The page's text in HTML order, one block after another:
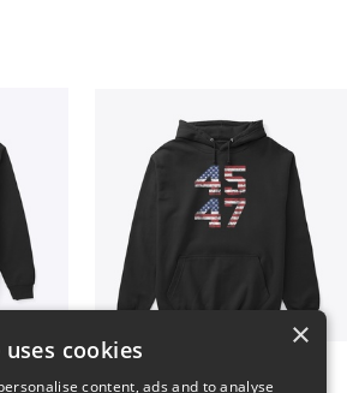
×
cookies
content, ads and to analyse